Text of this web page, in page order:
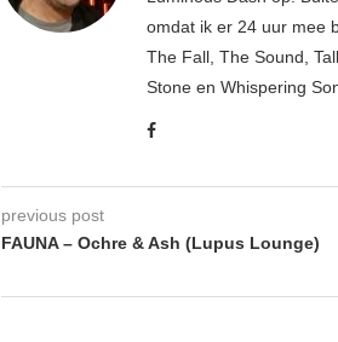
omdat ik er 24 uur mee
The Fall, The Sound,
Stone en Whispering
previous post
FAUNA – Ochre & Ash (Lupus Lounge)